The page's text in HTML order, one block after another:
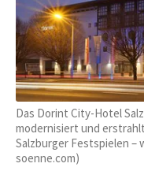
Das Dorint City-Hotel
modernisiert und
Salzburger Festspielen –
soenne.com)